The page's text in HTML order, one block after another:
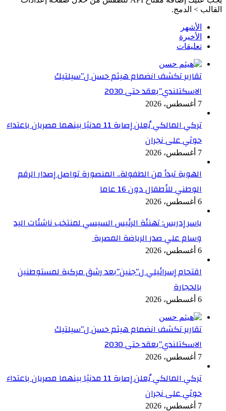
القالب > الدمج.
الأشهر
الأخيرة
تعليقات
تقارير تكشف انضمام هيثم حسن ل”سيلتيك
الاسكتلندي”بعقد حتى 2030
7 أغسطس، 2026
تركي المالكي يُعلن إصابة 11 مدنيًا بينهما مصريان باعتداء
حوثي على نجران
7 أغسطس، 2026
الهوية تبدأ من الطفولة.. المنصورة تواصل إصدار الرقم
الوطني للأطفال دون 16 عاما
6 أغسطس، 2026
ياسر إدريس: تهنئة الرئيس السيسي لمنتخب ناشئات اليد
وسام علي صدر الرياضة المصرية
6 أغسطس، 2026
اقتحام إسرائيلي ل”جنين”بعد رشق مركبة لمستوطنين
بالحجارة
6 أغسطس، 2026
تقارير تكشف انضمام هيثم حسن ل”سيلتيك
الاسكتلندي”بعقد حتى 2030
7 أغسطس، 2026
تركي المالكي يُعلن إصابة 11 مدنيًا بينهما مصريان باعتداء
حوثي على نجران
7 أغسطس، 2026